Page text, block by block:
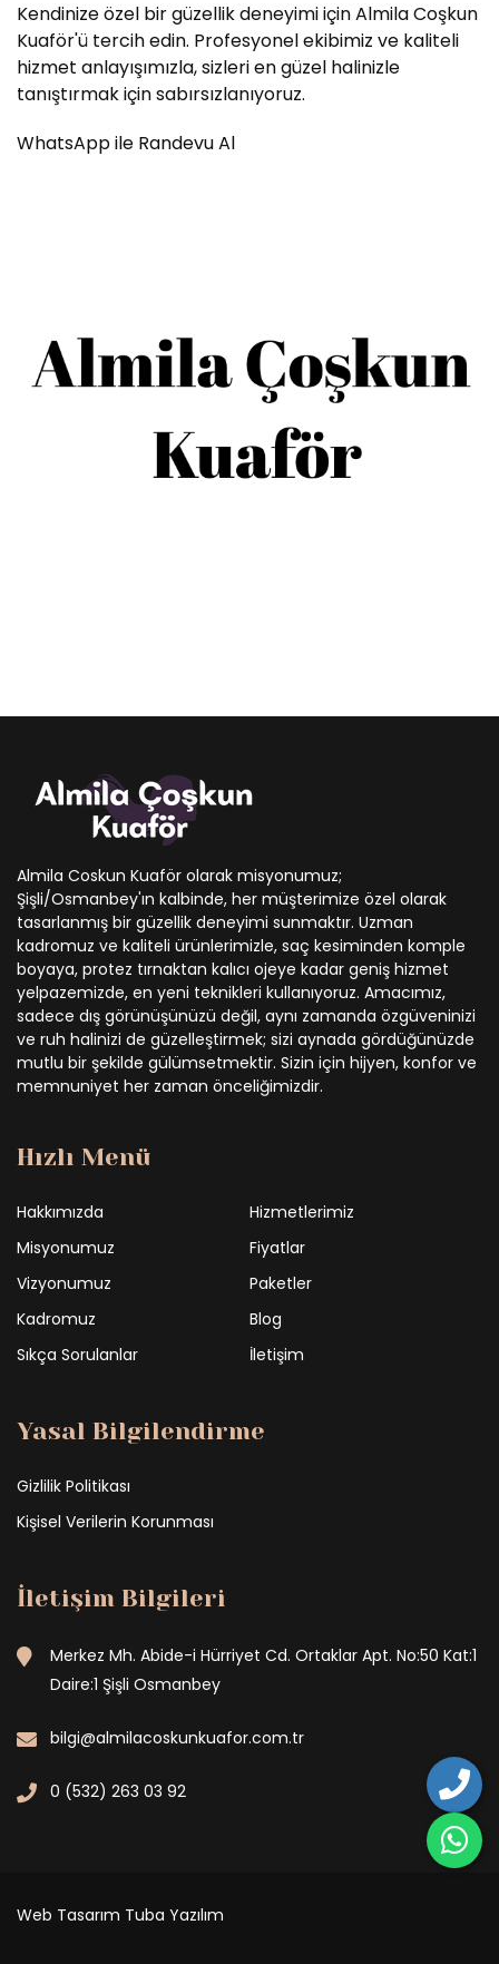
Kendinize özel bir güzellik deneyimi için Almila Coşkun
Kuaför'ü tercih edin. Profesyonel ekibimiz ve kaliteli
hizmet anlayışımızla, sizleri en güzel halinizle
tanıştırmak için sabırsızlanıyoruz.
WhatsApp ile Randevu Al
Almila Coskun Kuaför olarak misyonumuz;
Şişli/Osmanbey'ın kalbinde, her müşterimize özel olarak
tasarlanmış bir güzellik deneyimi sunmaktır. Uzman
kadromuz ve kaliteli ürünlerimizle, saç kesiminden komple
boyaya, protez tırnaktan kalıcı ojeye kadar geniş hizmet
yelpazemizde, en yeni teknikleri kullanıyoruz. Amacımız,
sadece dış görünüşünüzü değil, aynı zamanda özgüveninizi
ve ruh halinizi de güzelleştirmek; sizi aynada gördüğünüzde
mutlu bir şekilde gülümsetmektir. Sizin için hijyen, konfor ve
memnuniyet her zaman önceliğimizdir.
Hızlı Menü
Hakkımızda
Hizmetlerimiz
Misyonumuz
Fiyatlar
Vizyonumuz
Paketler
Kadromuz
Blog
Sıkça Sorulanlar
İletişim
Yasal Bilgilendirme
Gizlilik Politikası
Kişisel Verilerin Korunması
İletişim Bilgileri
Merkez Mh. Abide-i Hürriyet Cd. Ortaklar Apt. No:50 Kat:1
Daire:1 Şişli Osmanbey
bilgi@almilacoskunkuafor.com.tr
0 (532) 263 03 92
Web Tasarım Tuba Yazılım